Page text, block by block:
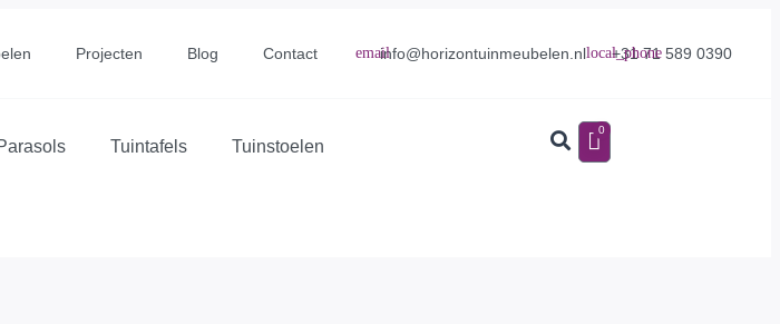
Projecten Blog Contact info@horizontuinmeubelen.nl +31 71 589 0390
Tuintafels Tuinstoelen
0